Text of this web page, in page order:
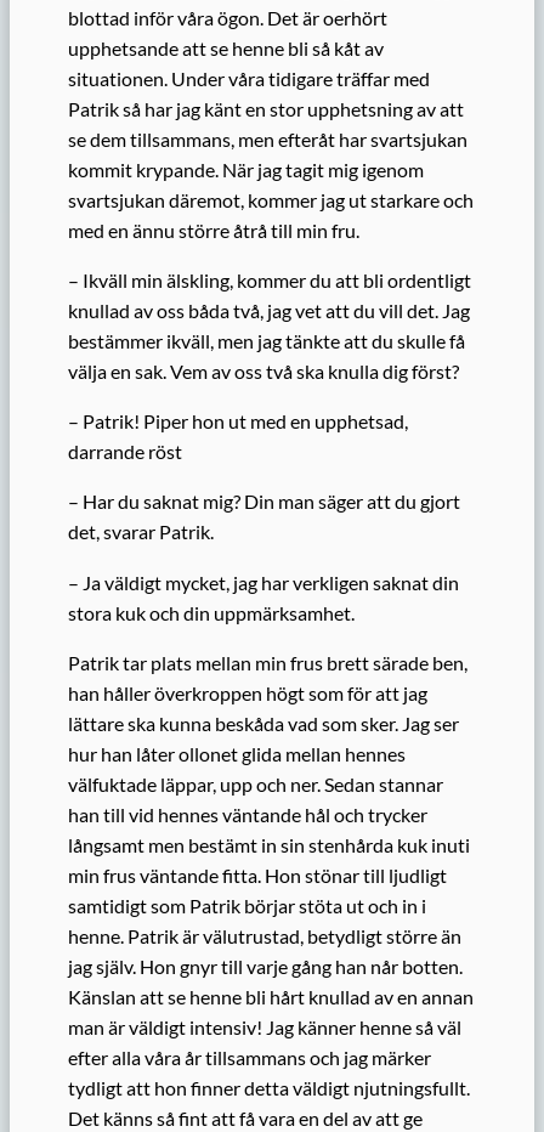
blottad inför våra ögon. Det är oerhört
upphetsande att se henne bli så kåt av
situationen. Under våra tidigare träffar med
Patrik så har jag känt en stor upphetsning av att
se dem tillsammans, men efteråt har svartsjukan
kommit krypande. När jag tagit mig igenom
svartsjukan däremot, kommer jag ut starkare och
med en ännu större åtrå till min fru.
– Ikväll min älskling, kommer du att bli ordentligt
knullad av oss båda två, jag vet att du vill det. Jag
bestämmer ikväll, men jag tänkte att du skulle få
välja en sak. Vem av oss två ska knulla dig först?
– Patrik! Piper hon ut med en upphetsad,
darrande röst
– Har du saknat mig? Din man säger att du gjort
det, svarar Patrik.
– Ja väldigt mycket, jag har verkligen saknat din
stora kuk och din uppmärksamhet.
Patrik tar plats mellan min frus brett särade ben,
han håller överkroppen högt som för att jag
lättare ska kunna beskåda vad som sker. Jag ser
hur han låter ollonet glida mellan hennes
välfuktade läppar, upp och ner. Sedan stannar
han till vid hennes väntande hål och trycker
långsamt men bestämt in sin stenhårda kuk inuti
min frus väntande fitta. Hon stönar till ljudligt
samtidigt som Patrik börjar stöta ut och in i
henne. Patrik är välutrustad, betydligt större än
jag själv. Hon gnyr till varje gång han når botten.
Känslan att se henne bli hårt knullad av en annan
man är väldigt intensiv! Jag känner henne så väl
efter alla våra år tillsammans och jag märker
tydligt att hon finner detta väldigt njutningsfullt.
Det känns så fint att få vara en del av att ge